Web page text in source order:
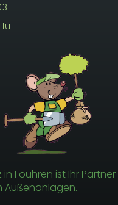
in Fouhren ist Ihr
Außenanlagen.